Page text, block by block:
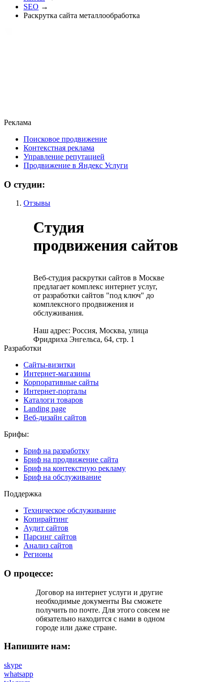
SEO →
Раскрутка сайта металлообработка
Реклама
Поисковое продвижение
Контекстная реклама
Управление репутацией
Продвижение в Яндекс Услуги
О студии:
Отзывы
Студия
продвижения сайтов
Веб-студия раскрутки сайтов в Москве
предлагает комплекс интернет услуг,
от разработки сайтов "под ключ" до
комплексного продвижения и
обслуживания.
Наш адрес: Россия, Москва, улица
Фридриха Энгельса, 64, стр. 1
Разработки
Сайты-визитки
Интернет-магазины
Корпоративные сайты
Интернет-порталы
Каталоги товаров
Landing page
Веб-дизайн сайтов
Брифы:
Бриф на разработку
Бриф на продвижение сайта
Бриф на контекстную рекламу
Бриф на обслуживание
Поддержка
Техническое обслуживание
Копирайтинг
Аудит сайтов
Парсинг сайтов
Анализ сайтов
Регионы
О процессе:
Договор на интернет услуги и другие
необходимые документы Вы cможете
получить по почте. Для этого совсем не
обязательно находится с нами в одном
городе или даже стране.
Напишите нам:
skype
whatsapp